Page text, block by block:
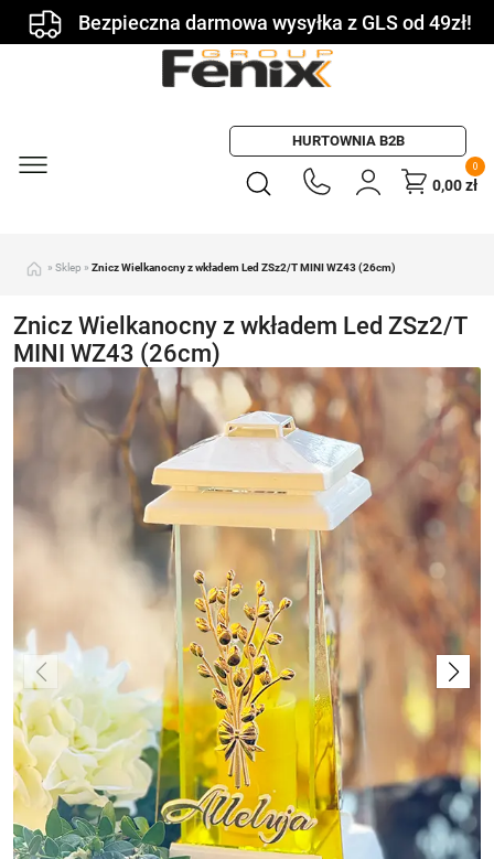
Bezpieczna darmowa wysyłka z GLS od 49zł!
HURTOWNIA B2B
0
0,00zł
» Sklep » Znicz Wielkanocny z wkładem Led ZSz2/T MINI WZ43 (26cm)
Znicz Wielkanocny z wkładem Led ZSz2/T
MINI WZ43 (26cm)